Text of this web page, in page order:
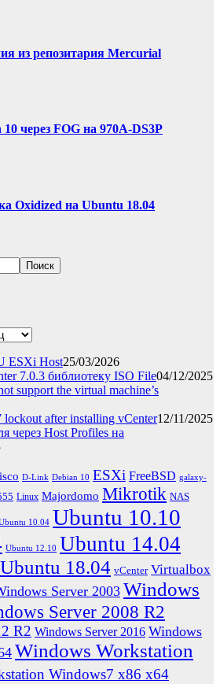
из репозитария Mercurial
через FOG на 970A-DS3P
Oxidized на Ubuntu 18.04
Поиск
ESXi Host25/03/2026
7.0.3 библиотеку ISO File04/12/2025
support the virtual machine’s
after installing vCenter12/11/2025
через Host Profiles на
D-Link Debian 10 ESXi FreeBSD galaxy-
Linux Majordomo Mikrotik NAS
10.04 Ubuntu 10.10
Ubuntu 12.10 Ubuntu 14.04
Ubuntu 18.04 vCenter Virtualbox
Server 2003Windows
Server 2008 R2
R2 Windows Server 2016 Windows
Windows Workstation
Windows7 x86 x64